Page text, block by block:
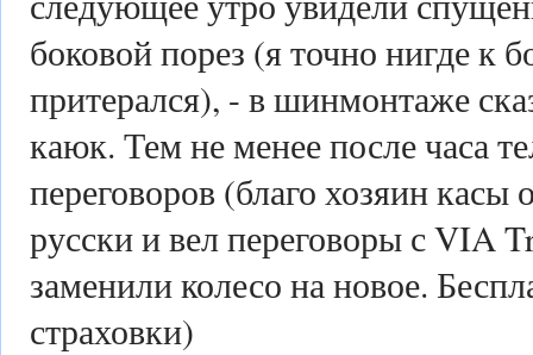
боковой порез (я точно нигде к
притерался), - в шинмонтаже
каюк. Тем не менее после часа
переговоров (благо хозяин касы
русски и вел переговоры с VIA
заменили колесо на новое.
страховки)